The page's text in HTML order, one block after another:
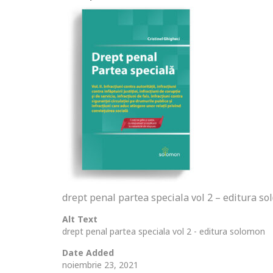
drept penal partea speciala vol 2 – editura
Alt Text
drept penal partea speciala vol 2 - editura solomon
Date Added
noiembrie 23, 2021